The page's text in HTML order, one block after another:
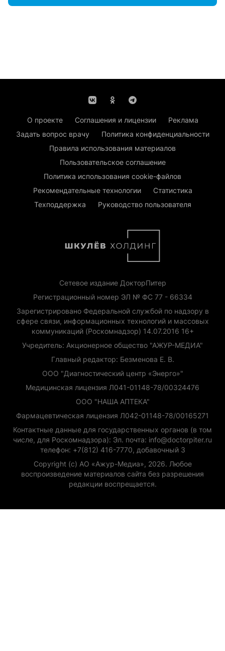
О проекте Соглашения и лицензии
Реклама
Задать вопрос врачу
Политика конфиденциальности
Правила использования материалов
Пользовательское соглашение
Политика использования cookie-файлов
Рекомендательные технологии
Статистика
Техподдержка
Руководство пользователя
Сетевое издание ДокторПитер
Регистрационный номер ЭЛ № ФС 77 - 66334
Зарегистрировано Федеральной службой по надзору в
сфере связи, информационных технологий и массовых
коммуникаций (Роскомнадзор) 14.07.2016 16+
Учредитель: Акционерное общество "АЖУР-МЕДИА"
Главный редактор: Безменова Е. В.
ООО "Диагностический центр «Энерго»"
Медицинская лицензия Л041-01148-78/00324476
ООО "НАША АПТЕКА"
Фармацевтическая лицензия Л042-01148-78/00165271
Контактные данные для государственных органов (в том
числе, для Роскомнадзора): Эл. почта: info@doctorpiter.ru
телефон: +7(812) 416-7770, добавочный 3
Copyright (с) АО «Ажур-Медиа», 2026. Любое
воспроизведение материалов сайта без разрешения
редакции воспрещается.